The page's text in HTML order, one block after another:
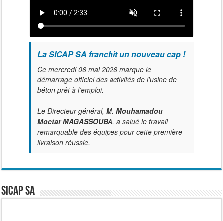
La SICAP SA franchit un nouveau cap !
Ce mercredi 06 mai 2026 marque le
démarrage officiel des activités de l'usine de
béton prêt à l’emploi.
Le Directeur général, M. Mouhamadou
Moctar MAGASSOUBA, a salué le travail
remarquable des équipes pour cette première
livraison réussie.
SICAP SA